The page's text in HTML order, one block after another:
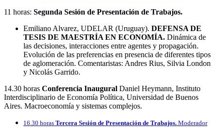
11 horas: Segunda Sesión de Presentación de Trabajos.
Emiliano Alvarez, UDELAR (Uruguay). DEFENSA DE
TESIS DE MAESTRÍA EN ECONOMÍA. Dinámica de
las decisiones, interacciones entre agentes y propagación.
Evolución de las preferencias en presencia de diferentes tipos
de aglomeración. Comentaristas: Andres Rius, Silvia London
y Nicolás Garrido.
14.30 horas Conferencia Inaugural Daniel Heymann, Instituto
Interdisciplinario de Economía Política, Universidad de Buenos
Aires. Macroeconomía y sistemas complejos.
16.30 horas Tercera Sesión de Presentación de Trabajos. Moderador